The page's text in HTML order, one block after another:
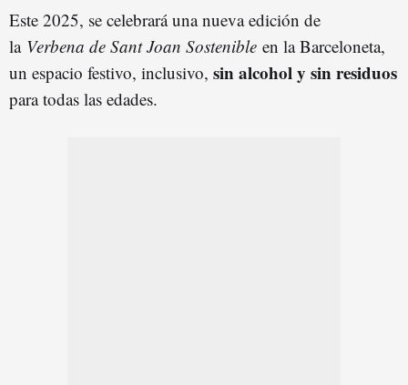
Este 2025, se celebrará una nueva edición de
la Verbena de Sant Joan Sostenible en la Barceloneta,
un espacio festivo, inclusivo, sin alcohol y sin residuos
para todas las edades.